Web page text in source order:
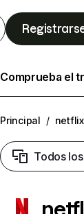
Comprueba el
Principal /
Todos